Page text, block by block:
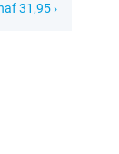
31,95 ›